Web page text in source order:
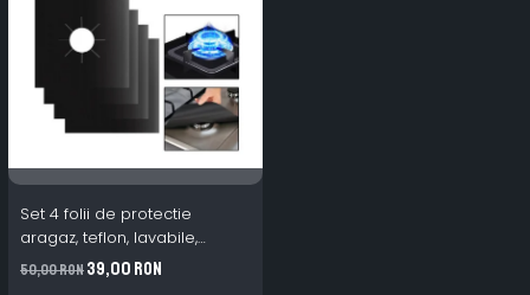
Set 4 folii de protectie
aragaz, teflon, lavabile,
reutilizabile, Negru/Gri
50,00 RON39,00 RON